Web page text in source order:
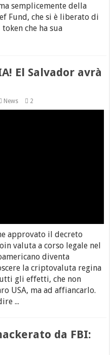
semplicemente della
Fund, che si è liberato di
che ha sua
El Salvador avrà
News 2
approvato il decreto
valuta a corso legale nel
diventa
la criptovaluta regina
gli effetti, che non
USA, ma ad affiancarlo.
...
da FBI: